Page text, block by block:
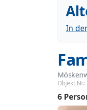
In
Objekt Nr.:
6